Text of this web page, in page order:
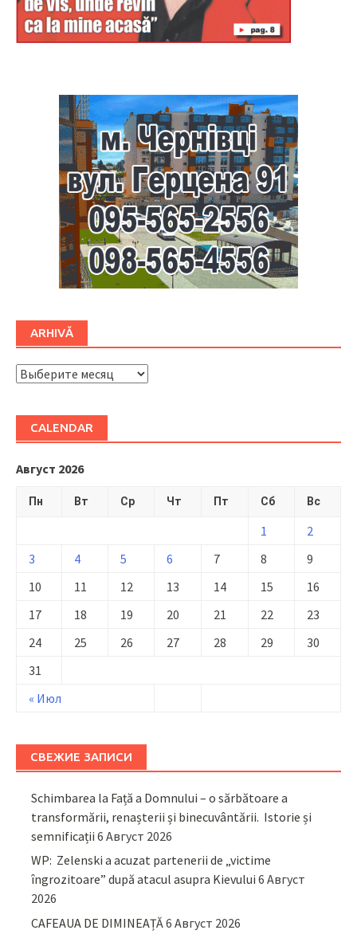
ARHIVĂ
ARHIVĂ
CALENDAR
Август 2026
Пн Вт Ср Чт Пт Сб Вс
« Июл
1
2
3
4 5 6 7 8
9
10
11 12 13 14 15
16
17
18 19 20 21 22
23
24
25 26 27 28 29
30
31
СВЕЖИЕ ЗАПИСИ
Schimbarea la Față a Domnului – o sărbătoare a
transformării, renașterii și binecuvântării. Istorie și
semnificații 6 Август 2026
WP: Zelenski a acuzat partenerii de „victime
îngrozitoare” după atacul asupra Kievului 6 Август
2026
CAFEAUA DE DIMINEAȚĂ6 Август 2026